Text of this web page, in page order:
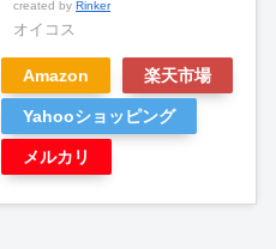
created by Rinker
オイコス
Amazon 楽天市場
Yahooショッピング
メルカリ